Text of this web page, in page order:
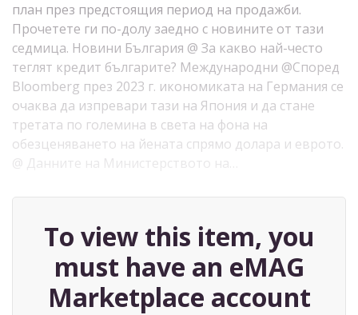
план през предстоящия период на продажби.
Прочетете ги по-долу заедно с новините от тази
седмица. Новини България @ За какво най-често
теглят кредит българите? Международни @Според
Bloomberg през 2023 г. икономиката на Германия се
очаква да изпревари тази на Япония и да стане
третата по големина в света на фона на
обезценяването на йената спрямо долара и еврото.
@ Данните на Министерството на…
To view this item, you
must have an eMAG
Marketplace account